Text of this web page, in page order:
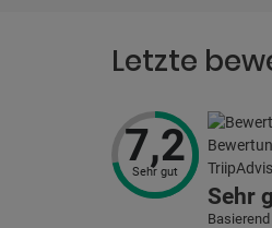
Letzte
7,2
Sehr gut
Sehr